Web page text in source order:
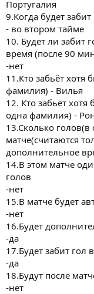
Португалия
9.Когда будет
- во втором тайме
10. Будет ли забит
время (после 90
-нет
11.Кто забьёт
фамилия) - Вилья
12. Кто забьёт
одна фамилия) -
13.Сколько
матче(считаются
дополнительное
14.В этом матче
голов
-нет
15.В матче будет
-нет
16.Будет
-да
17.Будет забит гол
-да
18.Будут после
-нет